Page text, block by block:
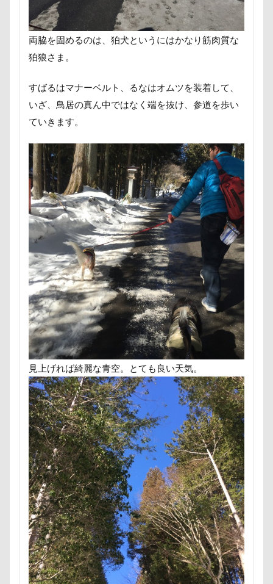
両脇を固めるのは、狛犬というにはかなり筋肉質な
狛狼さま。
すばるはマナーベルト、るなはオムツを装着して、
いざ、鳥居の真ん中ではなく端を抜け、参道を歩い
ていきます。
見上げれば綺麗な青空。とても良い天気。
マイクロバブル
マイクロチップ
マァムちゃん
ポテチくん
ポチくん
ポストカード
ポケモンGO
ポカポカ
ボール
ペットドック
フルーツトマト狩り
ブルブル
ブリーダー
ブリキ看板
ブランチ
ブラッシング
ブラタン
フレキシリード
フリーマーケット
ブレスレット
フリーステッチ free stitch
フリスビー
フランソワーズちゃん
フランソワーズくん
フランちゃん
フセ
フクロウの森
フォトフレーム
フォトツアー
ブレアちゃん
ブレンハイム
ペットグラス
プール
ペットカート
ペットのおうち
ペットと泊まる陽だまり
ベンくん
ベランダ菜園
ベランダ
ベストショット
ヘンリーくん
ヘソ天
プーラニアン
ブレーメン
プレゼント
プレサーモC-25
プレアデス星団
プルバックハトカー
プリンちゃん
プリシアちゃん
プライスレス
ププくん
プイネちゃん
ブロンズ像
マリンくん
マリーちゃん
ワンコクッキー
ルチアちゃん
レインコート
レイクウッズガーデンひめはるの里
レイちゃん
ルークくん
ルビーちゃん
ルビーくん
ルビー
ルナちゃん ルナくん
ルイちゃん
レオくん
ルイくん リーフくん
リード
リース
リリィーちゃん
リラちゃん
リュウくん
リビング
リディちゃん
レインドッグス
レオナルドくん リックくん